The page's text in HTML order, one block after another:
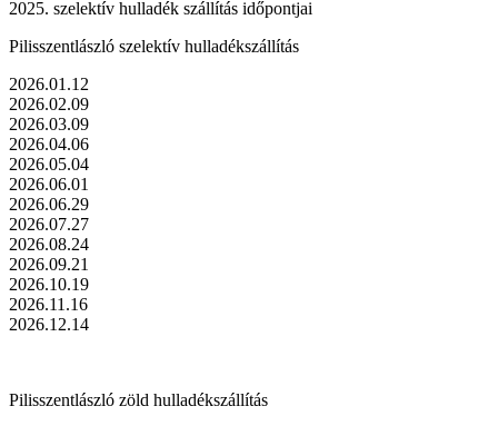
2025. szelektív hulladék szállítás időpontjai
Pilisszentlászló szelektív hulladékszállítás
2026.01.12
2026.02.09
2026.03.09
2026.04.06
2026.05.04
2026.06.01
2026.06.29
2026.07.27
2026.08.24
2026.09.21
2026.10.19
2026.11.16
2026.12.14
Pilisszentlászló zöld hulladékszállítás